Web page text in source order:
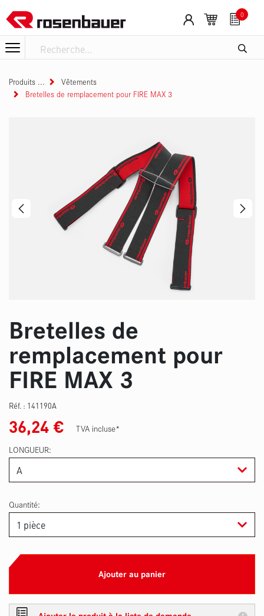
0
Produits
Vêtements
Bretelles de remplacement pour FIRE MAX 3
Bretelles de
remplacement pour
FIRE MAX 3
Réf. : 141190A
36,24 €
TVA incluse*
LONGUEUR
Quantité:
Ajouter au panier